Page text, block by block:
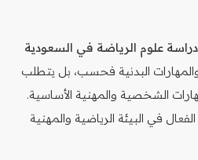
دراسة علوم الرياضة في السعودية
والمهارات البدنية فحسب، بل يتطلب
الشخصية والمهنية الأساسية.
في البيئة الرياضية والمهنية